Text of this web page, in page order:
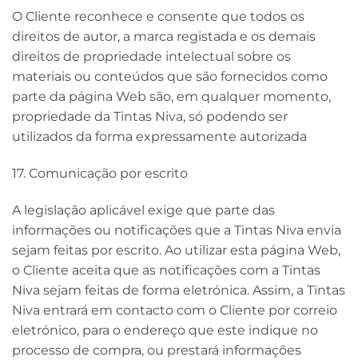
O Cliente reconhece e consente que todos os
direitos de autor, a marca registada e os demais
direitos de propriedade intelectual sobre os
materiais ou conteúdos que são fornecidos como
parte da página Web são, em qualquer momento,
propriedade da Tintas Niva, só podendo ser
utilizados da forma expressamente autorizada
17. Comunicação por escrito
A legislação aplicável exige que parte das
informações ou notificações que a Tintas Niva envia
sejam feitas por escrito. Ao utilizar esta página Web,
o Cliente aceita que as notificações com a Tintas
Niva sejam feitas de forma eletrónica. Assim, a Tintas
Niva entrará em contacto com o Cliente por correio
eletrónico, para o endereço que este indique no
processo de compra, ou prestará informações